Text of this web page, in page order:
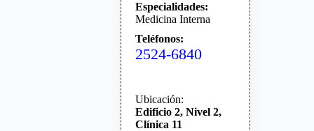
Especialidades:
Medicina Interna
Teléfonos:
2524-6840
Ubicación:
Edificio 2, Nivel 2,
Clínica 11